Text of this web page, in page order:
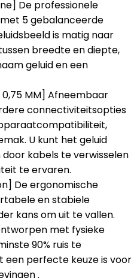
De professionele
5 gebalanceerde
is matig naar
breedte en diepte,
geluid en een
MM] Afneembaar
connectiviteitsopties
U kunt het geluid
kabels te verwisselen
te ervaren.
De ergonomische
en stabiele
kans om uit te vallen.
met fysieke
90% ruis te
een perfecte keuze is voor
.